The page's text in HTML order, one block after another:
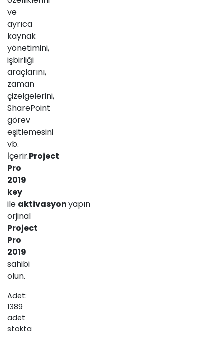
ve
ayrıca
kaynak
yönetimini,
işbirliği
araçlarını,
zaman
çizelgelerini,
SharePoint
görev
eşitlemesini
vb.
İçerir.Project
Pro
2019
key
ile aktivasyonyapın
orjinal
Project
Pro
2019
sahibi
olun.
Adet:
1389
adet
stokta